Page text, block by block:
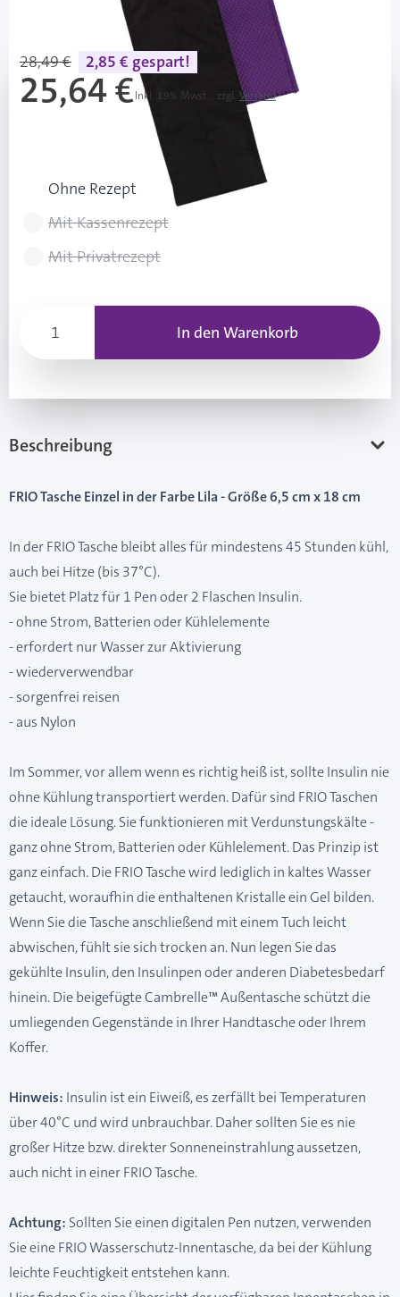
Mehr über das Produkt
28,49 € 2,85 € gespart!
25,64 €Inkl. 19% Mwst. zzgl. Versand
Ohne Rezept
Mit Kassenrezept
Mit Privatrezept
In den Warenkorb
Beschreibung
FRIO Tasche Einzel in der Farbe Lila - Größe 6,5 cm x 18 cm
In der FRIO Tasche bleibt alles für mindestens 45 Stunden kühl,
auch bei Hitze (bis 37°C).
Sie bietet Platz für 1 Pen oder 2 Flaschen Insulin.
- ohne Strom, Batterien oder Kühlelemente
- erfordert nur Wasser zur Aktivierung
- wiederverwendbar
- sorgenfrei reisen
- aus Nylon
Im Sommer, vor allem wenn es richtig heiß ist, sollte Insulin nie
ohne Kühlung transportiert werden. Dafür sind FRIO Taschen
die ideale Lösung. Sie funktionieren mit Verdunstungskälte -
ganz ohne Strom, Batterien oder Kühlelement. Das Prinzip ist
ganz einfach. Die FRIO Tasche wird lediglich in kaltes Wasser
getaucht, woraufhin die enthaltenen Kristalle ein Gel bilden.
Wenn Sie die Tasche anschließend mit einem Tuch leicht
abwischen, fühlt sie sich trocken an. Nun legen Sie das
gekühlte Insulin, den Insulinpen oder anderen Diabetesbedarf
hinein. Die beigefügte Cambrelle™ Außentasche schützt die
umliegenden Gegenstände in Ihrer Handtasche oder Ihrem
Koffer.
Hinweis: Insulin ist ein Eiweiß, es zerfällt bei Temperaturen
über 40°C und wird unbrauchbar. Daher sollten Sie es nie
großer Hitze bzw. direkter Sonneneinstrahlung aussetzen,
auch nicht in einer FRIO Tasche.
Achtung: Sollten Sie einen digitalen Pen nutzen, verwenden
Sie eine FRIO Wasserschutz-Innentasche, da bei der Kühlung
leichte Feuchtigkeit entstehen kann.